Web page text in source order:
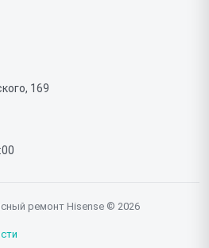
169
ремонт Hisense © 2026